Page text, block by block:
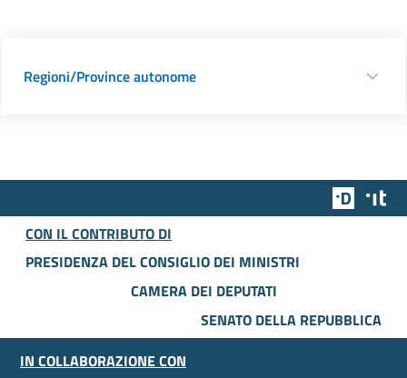
Regioni/Province autonome
Team
CON IL CONTRIBUTO DI
PRESIDENZA DEL CONSIGLIO DEI MINISTRI
CAMERA DEI DEPUTATI
SENATO DELLA REPUBBLICA
IN COLLABORAZIONE CON